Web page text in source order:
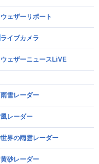
ウェザーリポート
ライブカメラ
ウェザーニュースLiVE
雨雪レーダー
風レーダー
世界の雨雲レーダー
黄砂レーダー